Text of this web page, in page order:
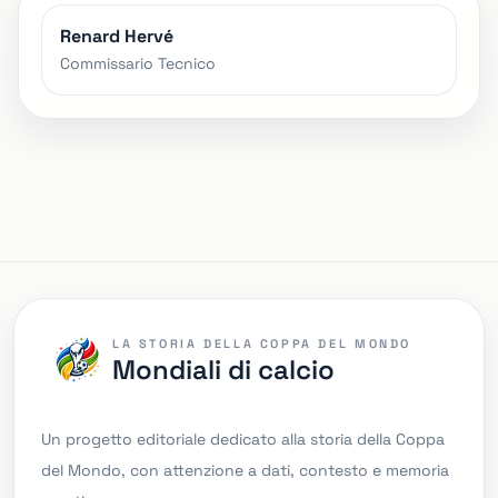
Renard Hervé
Commissario Tecnico
LA STORIA DELLA COPPA DEL MONDO
Mondiali di calcio
Un progetto editoriale dedicato alla storia della Coppa
del Mondo, con attenzione a dati, contesto e memoria